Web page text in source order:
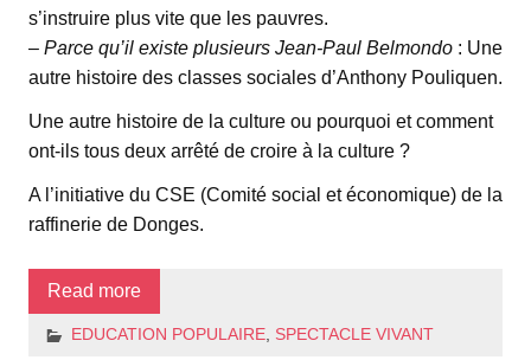
s’instruire plus vite que les pauvres.
– Parce qu’il existe plusieurs Jean-Paul Belmondo : Une
autre histoire des classes sociales d’Anthony Pouliquen.
Une autre histoire de la culture ou pourquoi et comment
ont-ils tous deux arrêté de croire à la culture ?
A l’initiative du CSE (Comité social et économique) de la
raffinerie de Donges.
Read more
EDUCATION POPULAIRE, SPECTACLE VIVANT